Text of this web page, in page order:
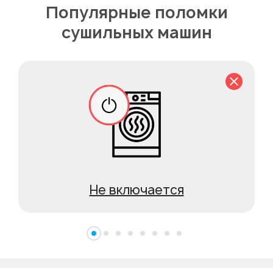
Популярные поломки
сушильных машин
Не включается